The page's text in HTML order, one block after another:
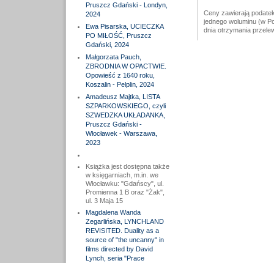
Pruszcz Gdański - Londyn,
2024
Ewa Pisarska, UCIECZKA
PO MIŁOŚĆ, Pruszcz
Gdański, 2024
Małgorzata Pauch,
ZBRODNIA W OPACTWIE.
Opowieść z 1640 roku,
Koszalin - Pelplin, 2024
Amadeusz Majtka, LISTA
SZPARKOWSKIEGO, czyli
SZWEDZKA UKŁADANKA,
Pruszcz Gdański -
Włocławek - Warszawa,
2023
Książka jest dostępna także
w księgarniach, m.in. we
Włocławku: "Gdańscy", ul.
Promienna 1 B oraz "Żak",
ul. 3 Maja 15
Magdalena Wanda
Zegarlińska, LYNCHLAND
REVISITED. Duality as a
source of "the uncanny" in
films directed by David
Lynch, seria "Prace
Ceny zawierają
jednego woluminu (w
dnia otrzymania